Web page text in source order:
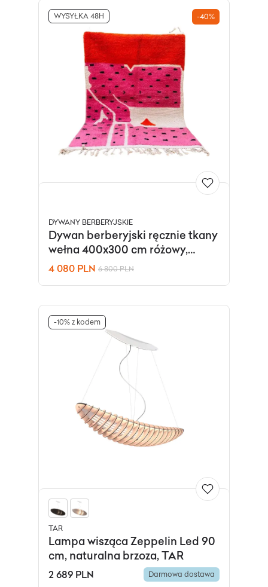
WYSYŁKA 48H -40%
DYWANY BERBERYJSKIE
Dywan berberyjski ręcznie tkany
wełna 400x300 cm różowy,
Maroko
4 080 PLN 6 800 PLN
-10% z kodem
TAR
Lampa wisząca Zeppelin Led 90
cm, naturalna brzoza, TAR
2 689 PLN Darmowa dostawa